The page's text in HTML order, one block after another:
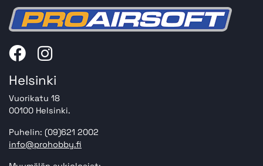
Helsinki
Vuorikatu 18
00100 Helsinki.
Puhelin: (09)621 2002
info@prohobby.fi